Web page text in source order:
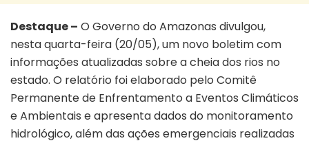
Destaque – O Governo do Amazonas divulgou,
nesta quarta-feira (20/05), um novo boletim com
informações atualizadas sobre a cheia dos rios no
estado. O relatório foi elaborado pelo Comitê
Permanente de Enfrentamento a Eventos Climáticos
e Ambientais e apresenta dados do monitoramento
hidrológico, além das ações emergenciais realizadas